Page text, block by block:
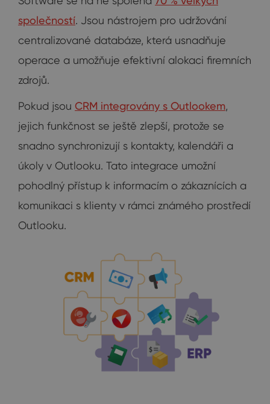
společností. Jsou nástrojem pro udržování
centralizované databáze, která usnadňuje
operace a umožňuje efektivní alokaci firemních
zdrojů.
Pokud jsou CRM integrovány s Outlookem,
jejich funkčnost se ještě zlepší, protože se
snadno synchronizují s kontakty, kalendáři a
úkoly v Outlooku. Tato integrace umožní
pohodlný přístup k informacím o zákaznících a
komunikaci s klienty v rámci známého prostředí
Outlooku.